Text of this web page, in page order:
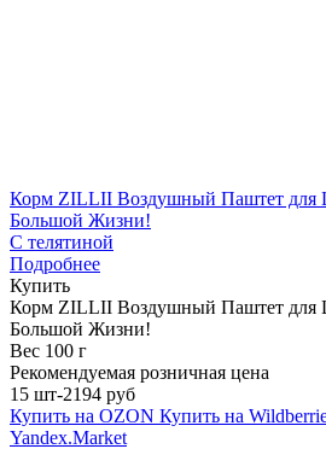
Корм ZILLII Воздушный Паштет для
Большой Жизни!
С телятиной
Подробнее
Купить
Корм ZILLII Воздушный Паштет для
Большой Жизни!
Вес 100 г
Рекомендуемая розничная цена
15 шт-2194 руб
Купить на OZON Купить на
Yandex.Market